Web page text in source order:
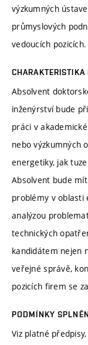
výzkumných
průmyslových
vedoucích pozicích.
CHARAKTERISTIKA
Absolvent
inženýrství bude
práci v
nebo výzkumných
energetiky, jak
Absolvent bude
problémy v oblasti
analýzou
technických
kandidátem nejen
veřejné správě,
pozicích firem se
PODMÍNKY
Viz platné